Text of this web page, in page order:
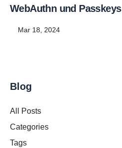
WebAuthn und Passkeys
Mar 18, 2024
Blog
All Posts
Categories
Tags